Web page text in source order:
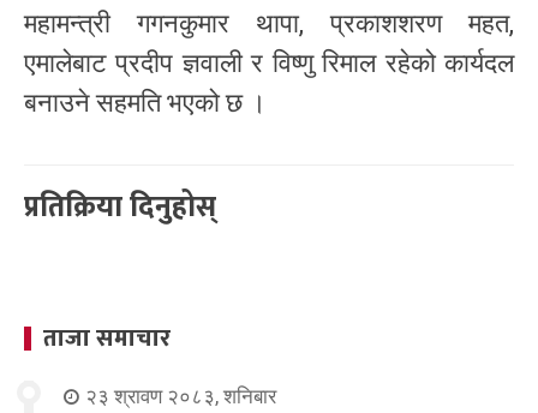
महामन्त्री गगनकुमार थापा, प्रकाशशरण महत,
एमालेबाट प्रदीप ज्ञवाली र विष्णु रिमाल रहेको कार्यदल
बनाउने सहमति भएको छ ।
प्रतिक्रिया दिनुहोस्
ताजा समाचार
२३ श्रावण २०८३, शनिबार